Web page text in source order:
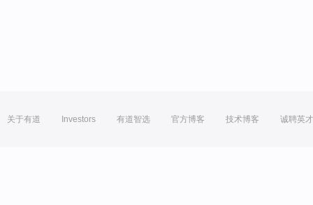
关于有道 Investors 有道智选 官方博客 技术博客 诚聘英才